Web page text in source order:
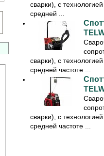
сварки), с
средней ...
сварки), с
средней частоте ...
сварки), с
средней частоте ...